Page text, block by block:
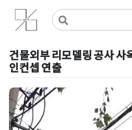
Skip
content
사무실인테리어 디자인 공사
사무실인테리어 916
건물외부 리모델링 공사 사
인컨셉 연출
Posted on2020년 5월 24일